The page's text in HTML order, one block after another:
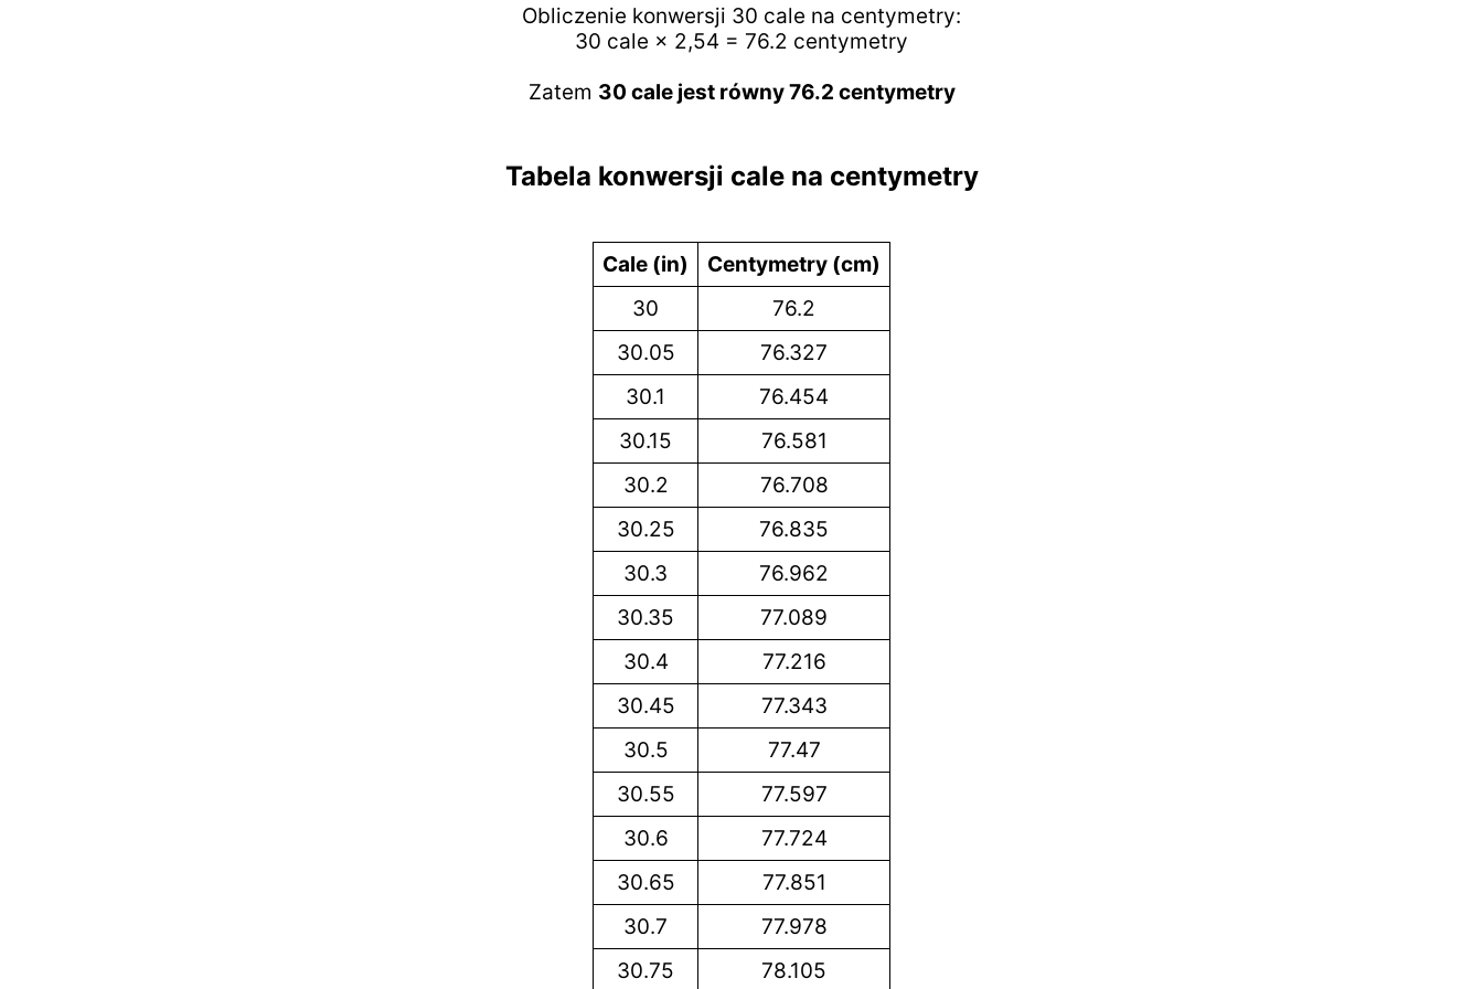
Obliczenie konwersji 30 cale na centymetry:
30 cale × 2,54 = 76.2 centymetry
Zatem 30 cale jest równy 76.2 centymetry
Tabela konwersji cale na centymetry
Cale (in)
Centymetry (cm)
30
76.2
30.05
76.327
30.1
76.454
30.15
76.581
30.2
76.708
30.25
76.835
30.3
76.962
30.35
77.089
30.4
77.216
30.45
77.343
30.5
77.47
30.55
77.597
30.6
77.724
30.65
77.851
30.7
77.978
30.75
78.105